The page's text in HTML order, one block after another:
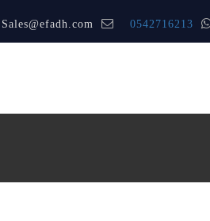
0542716213